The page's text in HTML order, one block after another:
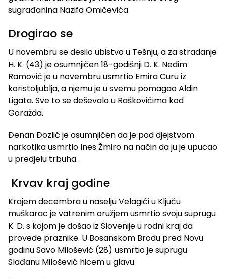
sugrađanina Nazifa Omičevića.
Drogirao se
U novembru se desilo ubistvo u Tešnju, a za stradanje
H. K. (43) je osumnjičen 18-godišnji D. K. Nedim
Ramović je u novembru usmrtio Emira Curu iz
koristoljublja, a njemu je u svemu pomagao Aldin
Ligata. Sve to se deševalo u Raškovićima kod
Goražda.
Đenan Đozlić je osumnjičen da je pod djejstvom
narkotika usmrtio Ines Žmiro na način da ju je upucao
u predjelu trbuha.
Krvav kraj godine
Krajem decembra u naselju Velagići u Ključu
muškarac je vatrenim oružjem usmrtio svoju suprugu
K. D. s kojom je došao iz Slovenije u rodni kraj da
provede praznike. U Bosanskom Brodu pred Novu
godinu Savo Milošević (28) usmrtio je suprugu
Slađanu Milošević hicem u glavu.